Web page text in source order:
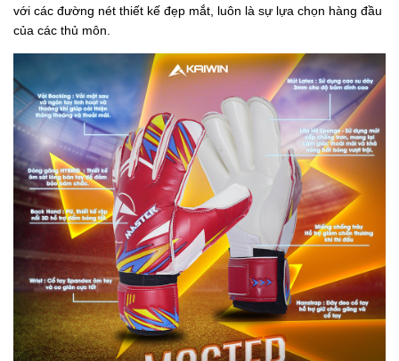
với các đường nét thiết kế đẹp mắt, luôn là sự lựa chọn hàng đầu
của các thủ môn.